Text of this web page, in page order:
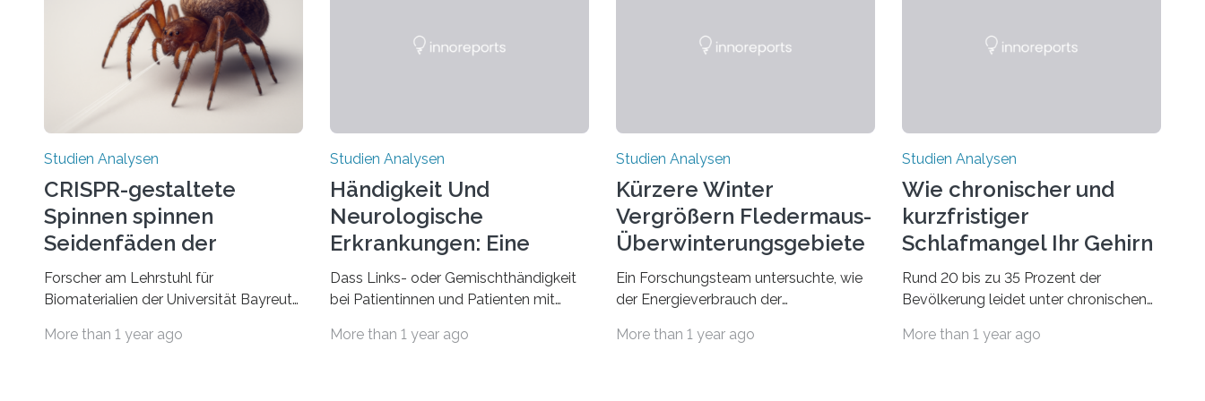
Studien Analysen
CRISPR-gestaltete
Spinnen spinnen
Seidenfäden der
nächsten Generation
Forscher am Lehrstuhl für
Biomaterialien der Universität Bayreuth
„Genschere“ CRISPR-Cas9 bei Spinnen
More than 1 year ago
Studien Analysen
Händigkeit Und
Neurologische
Erkrankungen: Eine
Verbindung Entdecken
Dass Links- oder Gemischthändigkeit
bei Patientinnen und Patienten mit
Erkrankungen wie Autismus-Spektrum-
More than 1 year ago
Studien Analysen
Kürzere Winter
Vergrößern Fledermaus-
Überwinterungsgebiete
in Europa
Ein Forschungsteam untersuchte, wie
der Energieverbrauch der
von der Temperatur beeinflusst wird,
More than 1 year ago
Studien Analysen
Wie chronischer und
kurzfristiger
Schlafmangel Ihr Gehirn
verändert
Rund 20 bis zu 35 Prozent der
Bevölkerung leidet unter chronischen
sogar die Hälfte aller Menschen. Fast
More than 1 year ago